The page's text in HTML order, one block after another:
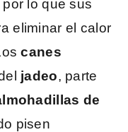
lo que sus
eliminar el calor
canes
jadeo, parte
de
pisen